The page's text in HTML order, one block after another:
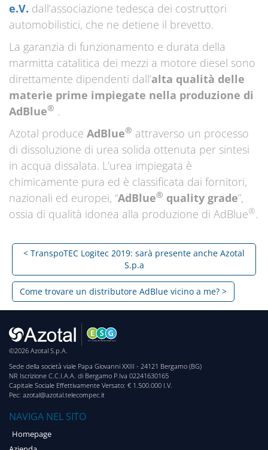
e.V. dall’associazione tedesca dei costruttori
automobilistici, che ne detiene il brevetto.
La garanzia di funzionamento e durata della
marmitta catalitica dei mezzi a motore diesel sono
direttamente dipendenti dall’alta qualità delle
materie prime impiegate nella produzione di
AdBlue® .
Azotal produce AdBlue® attraverso un processo
di dissoluzione di urea solida ottenuta per sintesi
in acqua dissalata. L’urea impiegata è
chimicamente pura ed è classificata dai fornitori,
nazionali ed europei, “AdBlue® quality grade”,
ossia di qualità idonea alla produzione di AdBlue®.
< TranspoTEC Logitec 2019: sarà presente anche Azotal
S.p.a
Come trovare un distributore AdBlue vicino a me? >
©2026 Azotal S.p.A.
Sede della società viale Papa Giovanni XXIII - 24121 Bergamo (BG)
NR Iscrizione C.C.I.A.A. di Bergamo P.Iva 02241630165
Capitale Sociale Effettivamente Versato: € 1.500.000 I.V.
Pec: azotal@azotal.telecompec.it
NAVIGA NEL SITO
Homepage